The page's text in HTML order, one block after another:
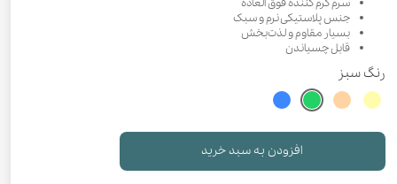
جنس پلاستیکی نرم و سبک
بسیار مقاوم و لذت‌بخش
قابل چسیاندن
رنگ سبز
افزودن به سبد خرید